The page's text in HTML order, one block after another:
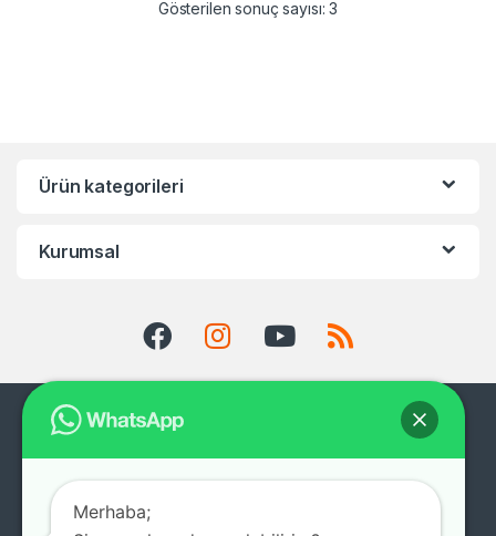
Gösterilen sonuç sayısı: 3
Ürün kategorileri
Kurumsal
Merhaba;